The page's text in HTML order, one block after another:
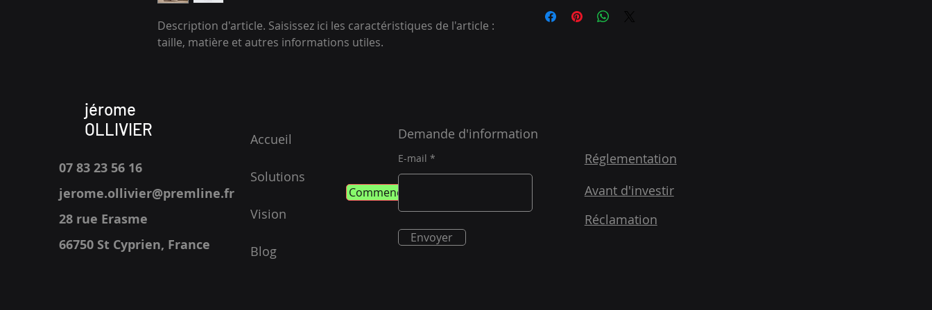
Description d'article. Saisissez ici les caractéristiques de l'article :
taille, matière et autres informations utiles.
d'établir une relation de confiance avec vos clients et
de détails sur vos modes de livraison et
jérome
OLLIVIER
07 83 23 56 16
jerome.ollivier@premline.fr
28 rue Erasme
66750 St Cyprien, France
Accueil
Solutions
Vision
Blog
Commencer
Demande d'information
E-mail
Envoyer
Réglementation
Avant d'investir
Réclamation